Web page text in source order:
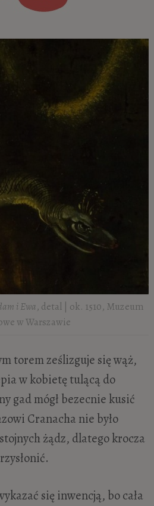
i Ewa, detal | ok. 1510, Muzeum
w Warszawie
torem ześlizguje się wąż,
w kobietę tulącą do
gad mógł bezecnie kusić
Cranacha nie było
żądz, dlatego krocza
się inwencją, bo cała